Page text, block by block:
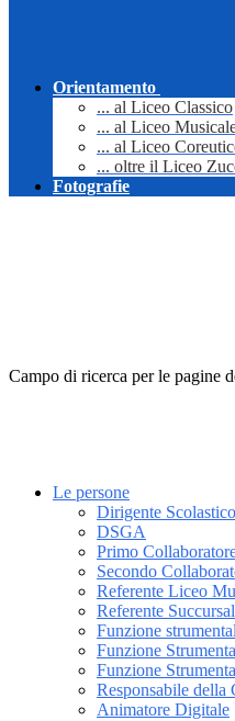
Orientamento
... al Liceo Classico
... al Liceo
... al Liceo
... oltre il Liceo
Fotografie
Campo di ricerca per le pagine
Le persone
Dirigente Scolastico
DSGA
Primo
Secondo
Referente Liceo
Referente
Funzione
Funzione
Funzione
Responsabile della
Animatore Digitale